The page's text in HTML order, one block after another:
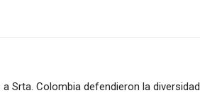
Srta. Colombia defendieron la diversidad